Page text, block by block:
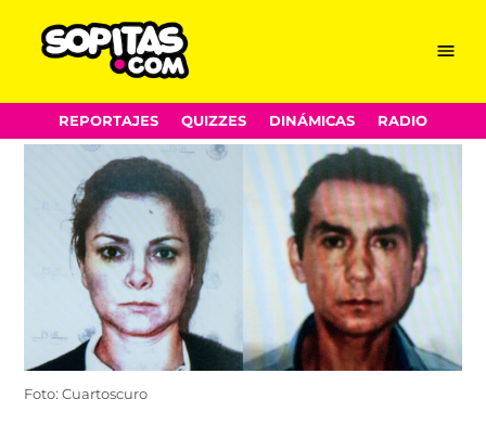
Skip
to
Menu
REPORTAJES QUIZZES DINÁMICAS RADIO
Foto: Cuartoscuro